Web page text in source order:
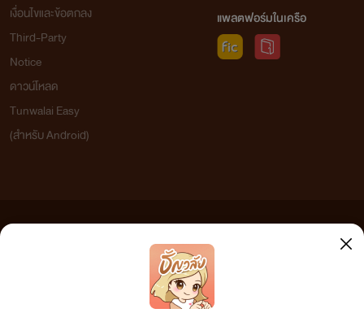
เงื่อนไขและข้อตกลง
Third-Party
Notice
ดาวน์โหลด
Tunwalai Easy
(สำหรับ Android)
แพลตฟอร์มในเครือ
เว็บไซต์แห่งนี้ไม่ได้เห็นด้วยและไม่ขอรับผิดชอบต่อข้อความใดๆ ทั้งสิ้น ดังนั้นผู้อ่านทุกท่านโปรดใช้
วิจารณญาณในการกลั่นกรองด้วยตนเอง และหากท่านพบข้อความใดๆ ที่ขัดต่อกฎหมายและศีลธรรม
กรุณาแจ้งมาที่ tunwalai@ookbee.com เพื่อทีมงานจะได้ดำเนินการในทันที ทั้งนี้ ทางเว็บไซต์ขอสงวน
ลิขสิทธิ์ตามพระราชบัญญัติลิขสิทธิ์ (ฉบับเพิ่มเติม) พ.ศ.2558